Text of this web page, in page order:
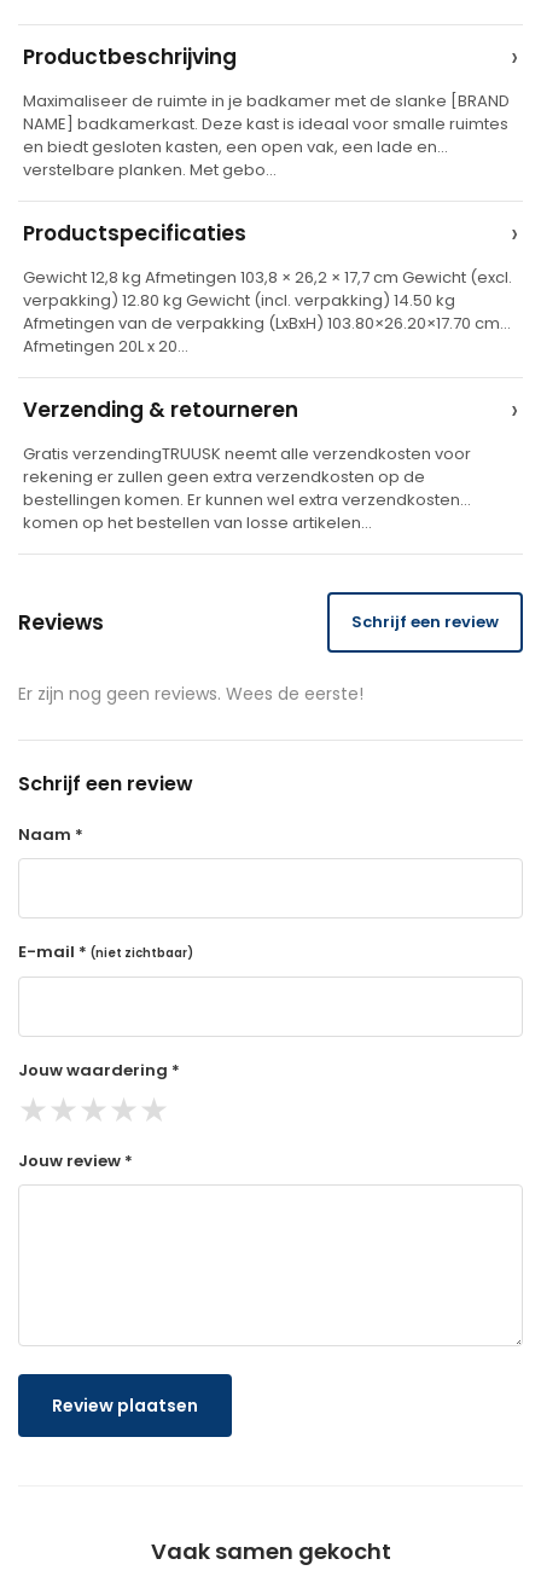
t
e
r
a
t
v
e
Productbeschrijving ›
Maximaliseer de ruimte in je badkamer met de slanke [BRAND
NAME] badkamerkast. Deze kast is ideaal voor smalle ruimtes
en biedt gesloten kasten, een open vak, een lade en
verstelbare planken. Met gebo…
Productspecificaties ›
Gewicht 12,8 kg Afmetingen 103,8 × 26,2 × 17,7 cm Gewicht (excl.
verpakking) 12.80 kg Gewicht (incl. verpakking) 14.50 kg
Afmetingen van de verpakking (LxBxH) 103.80×26.20×17.70 cm
Afmetingen 20L x 20…
Verzending & retourneren ›
Gratis verzendingTRUUSK neemt alle verzendkosten voor
rekening er zullen geen extra verzendkosten op de
bestellingen komen. Er kunnen wel extra verzendkosten
komen op het bestellen van losse artikelen…
Reviews Schrijf een review
Er zijn nog geen reviews. Wees de eerste!
Schrijf een review
Naam *
E-mail * (niet zichtbaar)
Jouw waardering *
★★★★★
Jouw review *
Review plaatsen
Vaak samen gekocht